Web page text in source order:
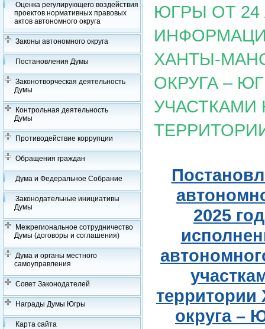
Оценка регулирующего воздействия
проектов нормативных правовых
актов автономного округа
Законы автономного округа
Постановления Думы
Законотворческая деятельность
Думы
Контрольная деятельность
Думы
Противодействие коррупции
Обращения граждан
Дума и Федеральное Собрание
Законодательные инициативы
Думы
Межрегиональное сотрудничество
Думы (договоры и соглашения)
Дума и органы местного
самоуправления
Совет Законодателей
Награды Думы Югры
Карта сайта
ЮГРЫ ОТ 24
ХАНТЫ-
ОКРУГА –
УЧАСТКАМИ
2025
территории
округа –